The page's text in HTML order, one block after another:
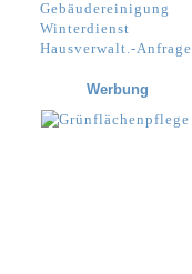
Gebäudereinigung
Winterdienst
Hausverwalt.-Anfrage
Werbung